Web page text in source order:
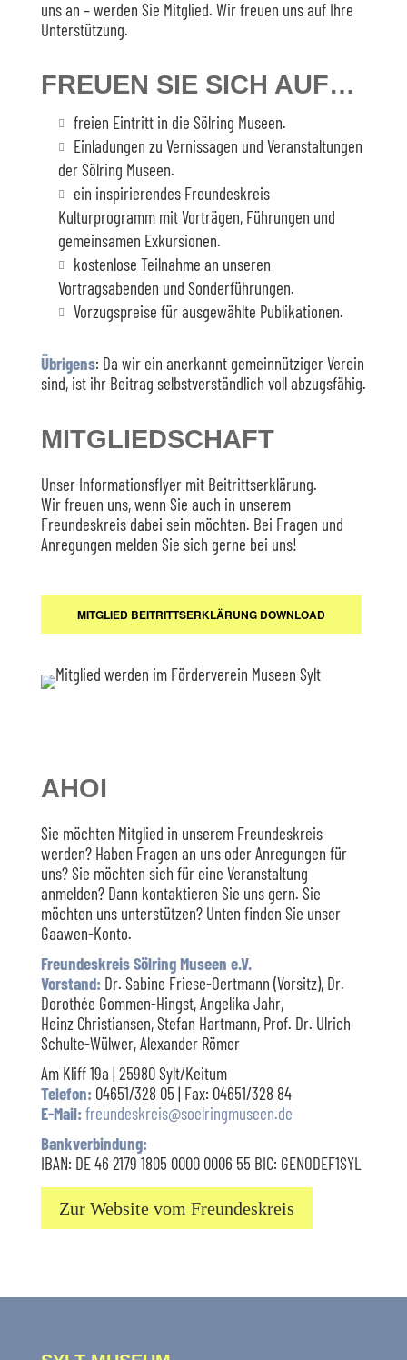
uns an – werden Sie Mitglied. Wir freuen uns auf Ihre
Unterstützung.
FREUEN SIE SICH AUF…
freien Eintritt in die Sölring Museen.
Einladungen zu Vernissagen und Veranstaltungen
der Sölring Museen.
ein inspirierendes Freundeskreis
Kulturprogramm mit Vorträgen, Führungen und
gemeinsamen Exkursionen.
kostenlose Teilnahme an unseren
Vortragsabenden und Sonderführungen.
Vorzugspreise für ausgewählte Publikationen.
Übrigens: Da wir ein anerkannt gemeinnütziger Verein
sind, ist ihr Beitrag selbstverständlich voll abzugsfähig.
MITGLIEDSCHAFT
Unser Informationsflyer mit Beitrittserklärung.
Wir freuen uns, wenn Sie auch in unserem
Freundeskreis dabei sein möchten. Bei Fragen und
Anregungen melden Sie sich gerne bei uns!
MITGLIED BEITRITTSERKLÄRUNG DOWNLOAD
AHOI
Sie möchten Mitglied in unserem Freundeskreis
werden? Haben Fragen an uns oder Anregungen für
uns? Sie möchten sich für eine Veranstaltung
anmelden? Dann kontaktieren Sie uns gern. Sie
möchten uns unterstützen? Unten finden Sie unser
Gaawen-Konto.
Freundeskreis Sölring Museen e.V.
Vorstand: Dr. Sabine Friese-Oertmann (Vorsitz), Dr.
Dorothée Gommen-Hingst, Angelika Jahr,
Heinz Christiansen, Stefan Hartmann, Prof. Dr. Ulrich
Schulte-Wülwer, Alexander Römer
Am Kliff 19a | 25980 Sylt/Keitum
Telefon: 04651/328 05 | Fax: 04651/328 84
E-Mail: freundeskreis@soelringmuseen.de
Bankverbindung:
IBAN: DE 46 2179 1805 0000 0006 55 BIC: GENODEF1SYL
Zur Website vom Freundeskreis